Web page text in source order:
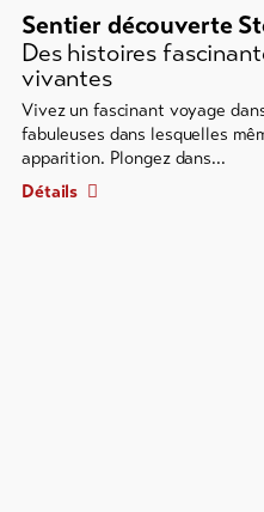
un
élément
de
carrousel
Sentier découverte
Des histoires
vivantes
Vivez un fascinant voyage
fabuleuses dans lesquelles
apparition. Plongez dans...
Détails